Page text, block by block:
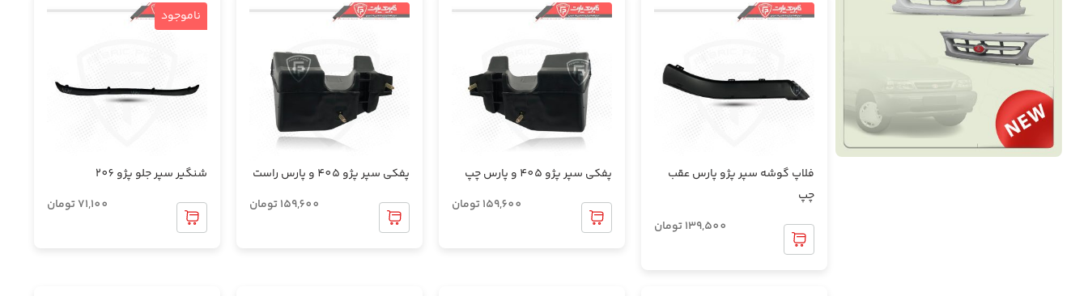
قطعات برقی و روشنایی خودرو
قطعات پلاستیکی داخل موتور
قطعات پلاستیکی روی بدنه
قطعات جلوبندی
فلاپ گوشه سپر پژو پارس عقب
چپ
139,500تومان
پفکی سپر پژو 405 و پارس چپ
159,600تومان
پفکی سپر پژو 405 و پارس راست
159,600تومان
ناموجود
شنگیر سپر جلو پژو 206
71,100تومان